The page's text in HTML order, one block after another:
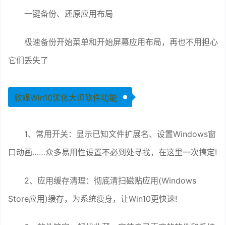
一键备份、还原应用布局
极速备份开始菜单和开始屏幕应用布局，再也不用担心
它们丢失了
软媒Win10优化大师软件功能
1、常用开关：显示已知文件扩展名、设置Windows窗
口动画……众多易用性设置不必到处寻找，在这里一次搞定!
2、应用缓存清理：彻底清扫磁贴应用(Windows
Store应用)缓存，为系统瘦身，让Win10更快速!